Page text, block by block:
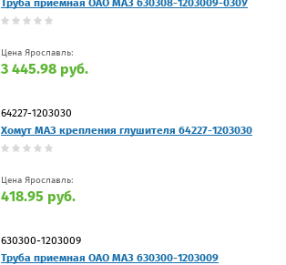
Цена Ярославль:
3 445.98 руб.
64227-1203030
Хомут МАЗ крепления глушителя 64227-1203030
Цена Ярославль:
418.95 руб.
630300-1203009
Труба приемная ОАО МАЗ 630300-1203009